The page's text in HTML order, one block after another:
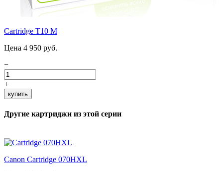
Cartridge T10 M
Цена 4 950 руб.
−
+
купить
Другие картриджи из этой серии
Canon Cartridge 070HXL